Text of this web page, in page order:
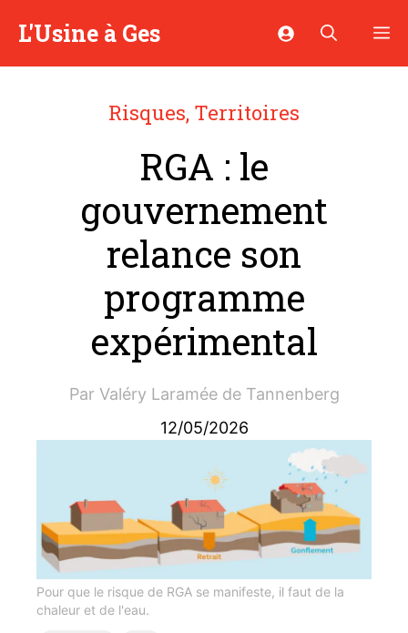
L'Usine à Ges
Risques, Territoires
RGA : le
gouvernement
relance son
programme
expérimental
Par Valéry Laramée de Tannenberg
12/05/2026
Pour que le risque de RGA se manifeste, il faut de la
chaleur et de l'eau.